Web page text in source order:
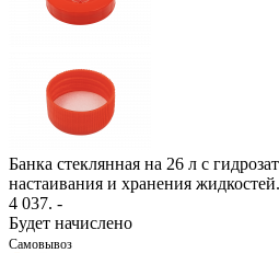
Банка стеклянная на 26 л с
настаивания и хранения жидкостей.
4 037. -
Будет начислено
Самовывоз